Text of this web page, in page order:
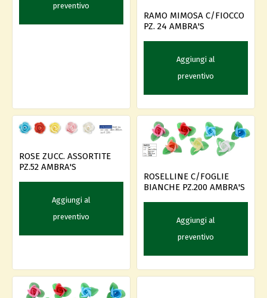
preventivo
RAMO MIMOSA C/FIOCCO
PZ. 24 AMBRA'S
Aggiungi al
preventivo
ROSE ZUCC. ASSORTITE
PZ.52 AMBRA'S
Aggiungi al
preventivo
ROSELLINE C/FOGLIE
BIANCHE PZ.200 AMBRA'S
Aggiungi al
preventivo